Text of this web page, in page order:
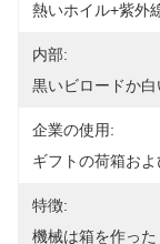
熱いホイル+紫外
内部:
黒いビロードか
企業の使用:
ギフトの荷箱お
特徴:
機械は箱を作った